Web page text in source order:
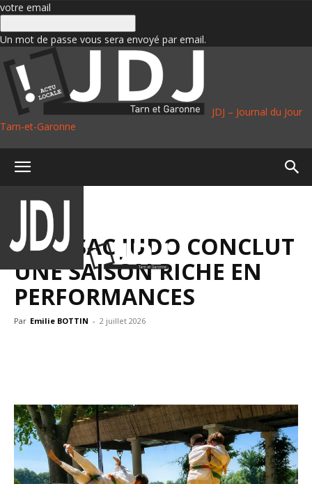
votre email
Un mot de passe vous sera envoyé par email.
JDJ – Journal du Jour
Tarn-et-Garonne
Accueil Sport
MOISSAC JUDO CONCLUT
UNE SAISON RICHE EN
PERFORMANCES
Par Emilie BOTTIN - 2 juillet 2026